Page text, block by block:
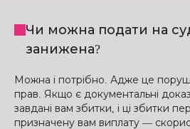
Чи можна подати на
занижена?
Можна і потрібно. Адже це
прав. Якщо є документальні
завдані вам збитки, і ці збитки
призначену вам виплату —